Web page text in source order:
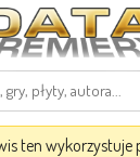
ten wykorzystuje